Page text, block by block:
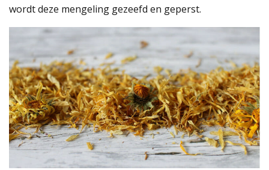
wordt deze mengeling gezeefd en geperst.